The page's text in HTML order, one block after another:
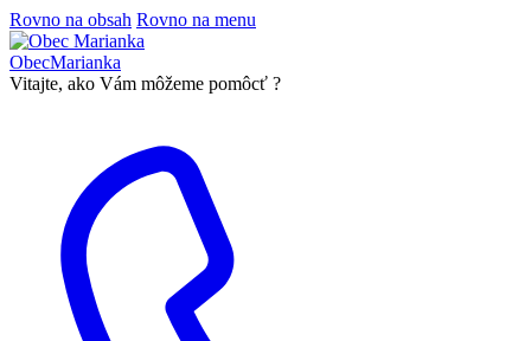
Rovno na obsah Rovno na menu
ObecMarianka
Vitajte, ako Vám môžeme pomôcť ?